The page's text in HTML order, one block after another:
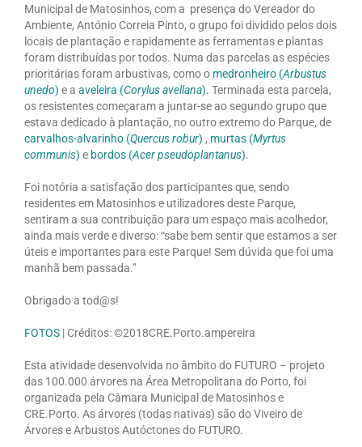
Municipal de Matosinhos, com a presença do Vereador do
Ambiente, António Correia Pinto, o grupo foi dividido pelos dois
locais de plantação e rapidamente as ferramentas e plantas
foram distribuídas por todos. Numa das parcelas as espécies
prioritárias foram arbustivas, como o medronheiro (Arbustus
unedo) e a aveleira (Corylus avellana). Terminada esta parcela,
os resistentes começaram a juntar-se ao segundo grupo que
estava dedicado à plantação, no outro extremo do Parque, de
carvalhos-alvarinho (Quercus robur) , murtas (Myrtus
communis) e bordos (Acer pseudoplantanus).
Foi notória a satisfação dos participantes que, sendo
residentes em Matosinhos e utilizadores deste Parque,
sentiram a sua contribuição para um espaço mais acolhedor,
ainda mais verde e diverso: “sabe bem sentir que estamos a ser
úteis e importantes para este Parque! Sem dúvida que foi uma
manhã bem passada.”
Obrigado a tod@s!
FOTOS | Créditos: ©2018CRE.Porto.ampereira
Esta atividade desenvolvida no âmbito do FUTURO – projeto
das 100.000 árvores na Área Metropolitana do Porto, foi
organizada pela Câmara Municipal de Matosinhos e
CRE.Porto. As árvores (todas nativas) são do Viveiro de
Árvores e Arbustos Autóctones do FUTURO.